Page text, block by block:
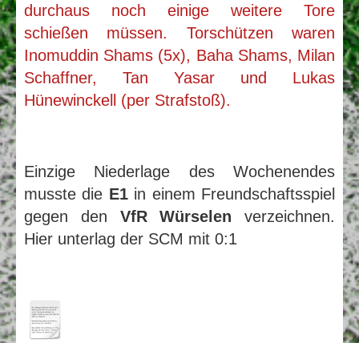
durchaus noch einige weitere Tore
schießen müssen. Torschützen waren
Inomuddin Shams (5x), Baha Shams, Milan
Schaffner, Tan Yasar und Lukas
Hünewinckell (per Strafstoß).
Einzige Niederlage des Wochenendes
musste die E1in einem Freundschaftsspiel
gegen den VfR Würselen verzeichnen.
Hier unterlag der SCM mit 0:1